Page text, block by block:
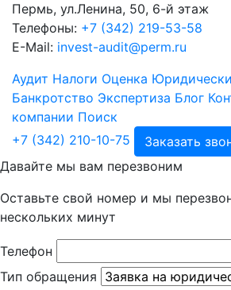
Пермь, ул.Ленина, 50, 6-й этаж
Телефоны: +7 (342) 219-53-58
E-Mail: invest-audit@perm.ru
Аудит Налоги Оценка
Банкротство Экспертиза Блог
компании Поиск
+7 (342) 210-10-75
Заказать
Давайте мы вам перезвоним
Оставьте свой номер и мы
нескольких минут
Телефон
Тип обращения